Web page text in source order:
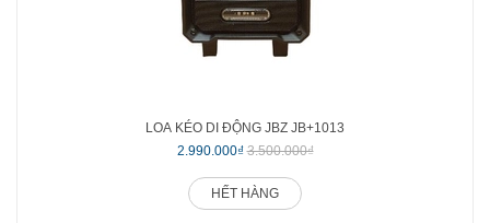
LOA KÉO DI ĐỘNG JBZ JB+1013
2.990.000₫ 3.500.000₫
HẾT HÀNG